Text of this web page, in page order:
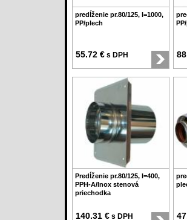
predĺženie pr.80/125, l=1000,
PP/plech
55.72 € s DPH
Predĺženie pr.80/125, l=400,
PPH-A/Inox stenová
priechodka
140.31 € s DPH